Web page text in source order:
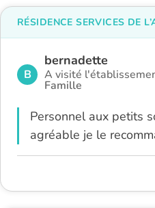
B
bernadette
A visité
Famille
Personnel aux petits
agréable je le
RÉSIDENCE SERVICES DE